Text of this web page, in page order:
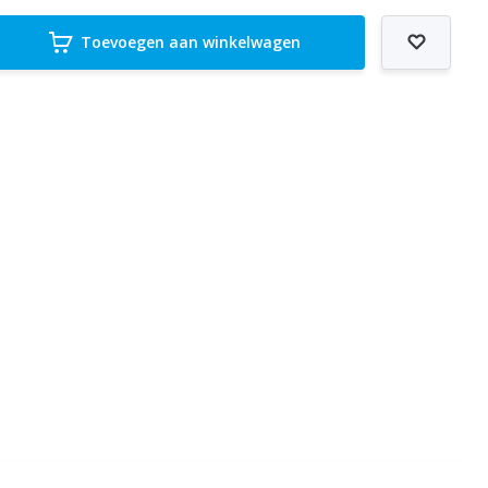
Toevoegen aan winkelwagen